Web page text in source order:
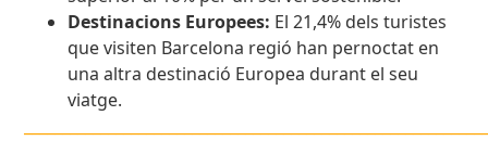
Destinacions Europees: El 21,4% dels turistes
que visiten Barcelona regió han pernoctat en
una altra destinació Europea durant el seu
viatge.